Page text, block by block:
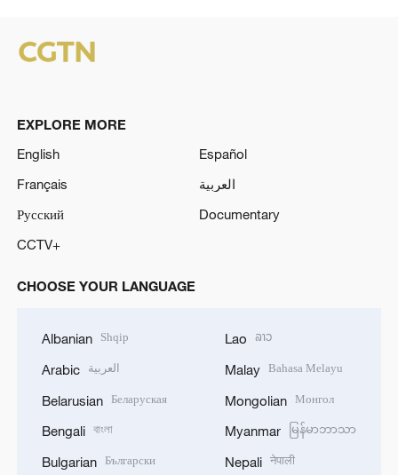
EXPLORE MORE
English
Español
Français
العربية
Русский
Documentary
CCTV+
CHOOSE YOUR LANGUAGE
Albanian Shqip
Arabic العربية
Belarusian Беларуская
Bengali বাংলা
Bulgarian Български
Lao ລາວ
Malay Bahasa Melayu
Mongolian Монгол
Myanmar မြန်မာဘာသာ
Nepali नेपाली